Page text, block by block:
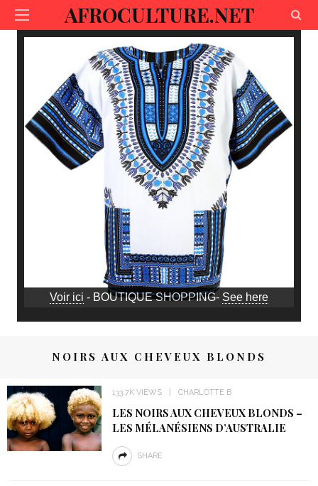
AFROCULTURE.NET
Voir ici - BOUTIQUE SHOPPING- See here
NOIRS AUX CHEVEUX BLONDS
133.7K VIEWS CHARLOTTE B
LES NOIRS AUX CHEVEUX BLONDS –
LES MÉLANÉSIENS D’AUSTRALIE
SHARE